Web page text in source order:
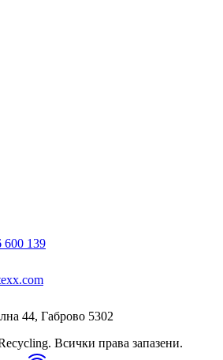
600 139
44, Габрово 5302
. Всички права запазени.